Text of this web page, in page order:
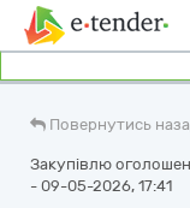
Повернутись
Закупівлю
- 09-05-2026, 17:41